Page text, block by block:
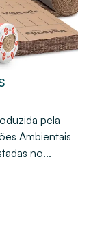
pela
Ambientais
no...